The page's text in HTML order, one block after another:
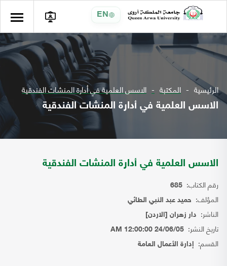
EN
الرئيسية المكتبة الاسس العلمية في أدارة المنشات الفندقية
الاسس العلمية في أدارة المنشات الفندقية
الاسس العلمية في أدارة المنشات الفندقية
رقم الكتاب: 685
المؤلف: حميد عبد النبي الطائي
الناشر: دار زهران [الاردن]
تاريخ النشر: 24/06/05 12:00:00 AM
القسم: إدارة الأعمال العامة